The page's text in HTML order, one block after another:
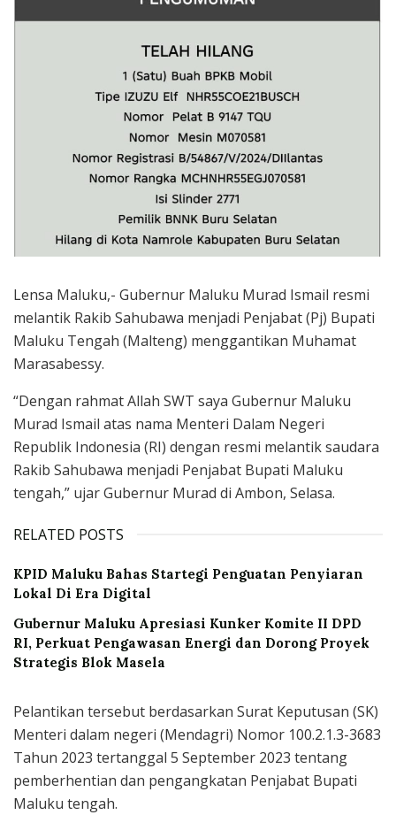
Lensa Maluku,- Gubernur Maluku Murad Ismail resmi
melantik Rakib Sahubawa menjadi Penjabat (Pj) Bupati
Maluku Tengah (Malteng) menggantikan Muhamat
Marasabessy.
“Dengan rahmat Allah SWT saya Gubernur Maluku
Murad Ismail atas nama Menteri Dalam Negeri
Republik Indonesia (RI) dengan resmi melantik saudara
Rakib Sahubawa menjadi Penjabat Bupati Maluku
tengah,” ujar Gubernur Murad di Ambon, Selasa.
RELATED POSTS
KPID Maluku Bahas Startegi Penguatan Penyiaran
Lokal Di Era Digital
Gubernur Maluku Apresiasi Kunker Komite II DPD
RI, Perkuat Pengawasan Energi dan Dorong Proyek
Strategis Blok Masela
Pelantikan tersebut berdasarkan Surat Keputusan (SK)
Menteri dalam negeri (Mendagri) Nomor 100.2.1.3-3683
Tahun 2023 tertanggal 5 September 2023 tentang
pemberhentian dan pengangkatan Penjabat Bupati
Maluku tengah.